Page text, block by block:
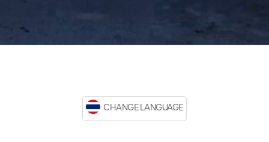
CHANGE LANGUAGE